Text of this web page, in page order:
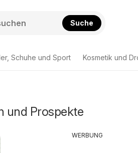
Suche
Schuhe und Sport Kosmetik und
und Prospekte
WERBUNG